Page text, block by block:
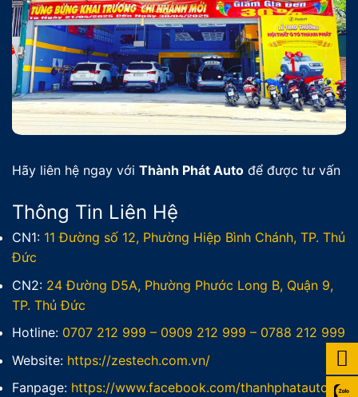
Hãy liên hệ ngay với Thành Phát Auto để được tư vấn
Thông Tin Liên Hệ
CN1: 11 Đường số 12, Phường Hiệp Bình Chánh, TP. Thủ
Đức
CN2: 24 Đường D5A, Phường Phước Long B, Quận 9,
TP. Thủ Đức
Hotline: 0707 212 999 – 0909 212 999 – 0788 212 999
Website: https://zestech.com.vn/
Fanpage: https://www.facebook.com/thanhphatauto.net/